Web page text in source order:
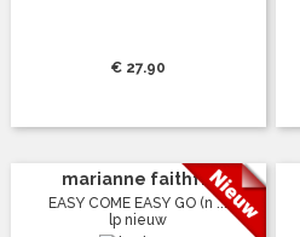
€ 27.90
marianne faithf...
EASY COME EASY GO (n ...
lp nieuw